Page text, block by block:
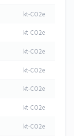
kt-CO2e
kt-CO2e
kt-CO2e
kt-CO2e
kt-CO2e
kt-CO2e
kt-CO2e